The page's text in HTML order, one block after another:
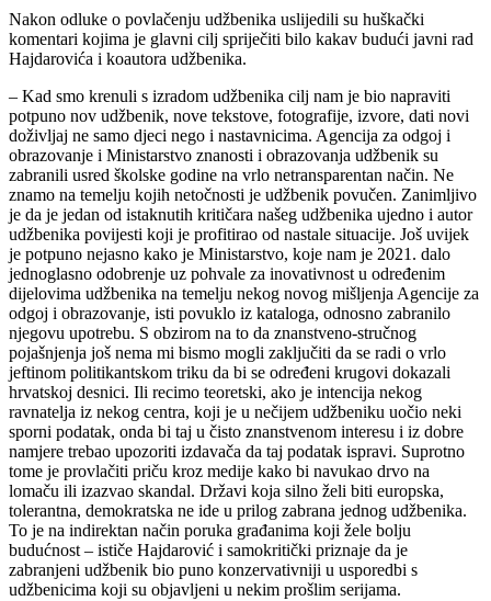
Nakon odluke o povlačenju udžbenika uslijedili su huškački
komentari kojima je glavni cilj spriječiti bilo kakav budući javni rad
Hajdarovića i koautora udžbenika.
– Kad smo krenuli s izradom udžbenika cilj nam je bio napraviti
potpuno nov udžbenik, nove tekstove, fotografije, izvore, dati novi
doživljaj ne samo djeci nego i nastavnicima. Agencija za odgoj i
obrazovanje i Ministarstvo znanosti i obrazovanja udžbenik su
zabranili usred školske godine na vrlo netransparentan način. Ne
znamo na temelju kojih netočnosti je udžbenik povučen. Zanimljivo
je da je jedan od istaknutih kritičara našeg udžbenika ujedno i autor
udžbenika povijesti koji je profitirao od nastale situacije. Još uvijek
je potpuno nejasno kako je Ministarstvo, koje nam je 2021. dalo
jednoglasno odobrenje uz pohvale za inovativnost u određenim
dijelovima udžbenika na temelju nekog novog mišljenja Agencije za
odgoj i obrazovanje, isti povuklo iz kataloga, odnosno zabranilo
njegovu upotrebu. S obzirom na to da znanstveno-stručnog
pojašnjenja još nema mi bismo mogli zaključiti da se radi o vrlo
jeftinom politikantskom triku da bi se određeni krugovi dokazali
hrvatskoj desnici. Ili recimo teoretski, ako je intencija nekog
ravnatelja iz nekog centra, koji je u nečijem udžbeniku uočio neki
sporni podatak, onda bi taj u čisto znanstvenom interesu i iz dobre
namjere trebao upozoriti izdavača da taj podatak ispravi. Suprotno
tome je provlačiti priču kroz medije kako bi navukao drvo na
lomaču ili izazvao skandal. Državi koja silno želi biti europska,
tolerantna, demokratska ne ide u prilog zabrana jednog udžbenika.
To je na indirektan način poruka građanima koji žele bolju
budućnost – ističe Hajdarović i samokritički priznaje da je
zabranjeni udžbenik bio puno konzervativniji u usporedbi s
udžbenicima koji su objavljeni u nekim prošlim serijama.